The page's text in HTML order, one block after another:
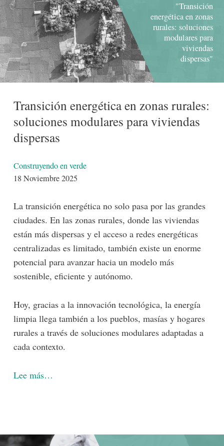
"Transición
energética en zonas
rurales: soluciones
modulares para
viviendas
dispersas"
Transición energética en zonas rurales:
soluciones modulares para viviendas
dispersas
DetallesConstruyendo en verde
18 Noviembre 2025
La transición energética no solo pasa por las grandes
ciudades. En las zonas rurales, donde las viviendas
están más dispersas y el acceso a redes energéticas
centralizadas es limitado, también existe un enorme
potencial para avanzar hacia un modelo más
sostenible, eficiente y autónomo.
Hoy, gracias a la innovación tecnológica, la energía
limpia llega también a los pueblos, masías y hogares
rurales a través de soluciones modulares adaptadas a
cada contexto.
Lee más…